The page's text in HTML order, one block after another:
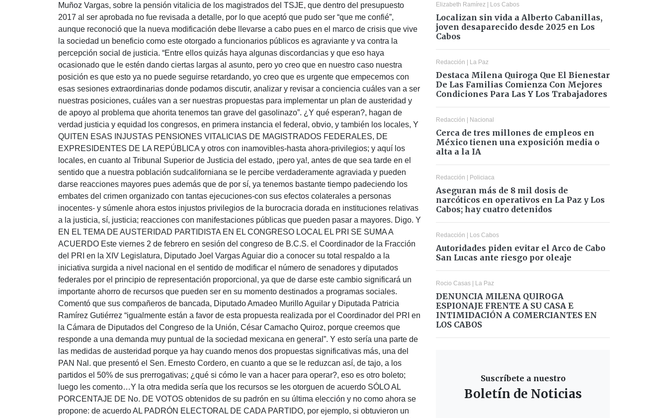
Muñoz Vargas, sobre la pensión vitalicia de los magistrados del TSJE, que dentro del presupuesto
2017 al ser aprobada no fue revisada a detalle, por lo que aceptó que pudo ser “que me confié”,
aunque reconoció que la nueva modificación debe llevarse a cabo pues en el marco de crisis que vive
la sociedad un beneficio como este otorgado a funcionarios públicos es agraviante y va contra la
percepción social de justicia. “Entre ellos quizás haya algunas discordancias y que eso haya
ocasionado que le estén dando ciertas largas al asunto, pero yo creo que en nuestro caso nuestra
posición es que esto ya no puede seguirse retardando, yo creo que es urgente que empecemos con
esas sesiones extraordinarias donde podamos discutir, analizar y revisar a conciencia cuáles van a ser
nuestras posiciones, cuáles van a ser nuestras propuestas para implementar un plan de austeridad y
de apoyo al problema que ahorita tenemos tan grave del gasolinazo”. ¿Y qué esperan?, hagan de
verdad justicia y equidad los congresos, en primera instancia el federal, obvio, y también los locales, Y
QUITEN ESAS INJUSTAS PENSIONES VITALICIAS DE MAGISTRADOS FEDERALES, DE
EXPRESIDENTES DE LA REPÚBLICA y otros con inamovibles-hasta ahora-privilegios; y aquí los
locales, en cuanto al Tribunal Superior de Justicia del estado, ¡pero ya!, antes de que sea tarde en el
sentido que a nuestra población sudcaliforniana se le percibe verdaderamente agraviada y pueden
darse reacciones mayores pues además que de por sí, ya tenemos bastante tiempo padeciendo los
embates del crimen organizado con tantas ejecuciones-con sus efectos colaterales a personas
inocentes- y súmenle ahora estos injustos privilegios de la burocracia dorada en instituciones relativas
a la justicia, sí, justicia; reacciones con manifestaciones públicas que pueden pasar a mayores. Digo. Y
EN EL TEMA DE AUSTERIDAD PARTIDISTA EN EL CONGRESO LOCAL EL PRI SE SUMA A
ACUERDO Este viernes 2 de febrero en sesión del congreso de B.C.S. el Coordinador de la Fracción
del PRI en la XIV Legislatura, Diputado Joel Vargas Aguiar dio a conocer su total respaldo a la
iniciativa surgida a nivel nacional en el sentido de modificar el número de senadores y diputados
federales por el principio de representación proporcional, ya que de darse este cambio significará un
importante ahorro de recursos que pueden ser en su momento destinados a programas sociales.
Comentó que sus compañeros de bancada, Diputado Amadeo Murillo Aguilar y Diputada Patricia
Ramírez Gutiérrez “igualmente están a favor de esta propuesta realizada por el Coordinador del PRI en
la Cámara de Diputados del Congreso de la Unión, César Camacho Quiroz, porque creemos que
responde a una demanda muy puntual de la sociedad mexicana en general”. Y esto sería una parte de
las medidas de austeridad porque ya hay cuando menos dos propuestas significativas más, una del
PAN Nal. que presentó el Sen. Ernesto Cordero, en cuanto a que se le reduzcan así, de tajo, a los
partidos el 50% de sus prerrogativas; ¿qué si cómo le van a hacer para operar?, eso es otro boleto;
luego les comento…Y la otra medida sería que los recursos se les otorguen de acuerdo SÓLO AL
PORCENTAJE DE No. DE VOTOS obtenidos de su padrón en su última elección y no como ahora se
propone: de acuerdo AL PADRÓN ELECTORAL DE CADA PARTIDO, por ejemplo, si obtuvieron un
Elizabeth Ramírez | Los Cabos
Localizan sin vida a Alberto Cabanillas,
joven desaparecido desde 2025 en Los
Cabos
Redacción | La Paz
Destaca Milena Quiroga Que El Bienestar
De Las Familias Comienza Con Mejores
Condiciones Para Las Y Los Trabajadores
Redacción | Nacional
Cerca de tres millones de empleos en
México tienen una exposición media o
alta a la IA
Redacción | Policiaca
Aseguran más de 8 mil dosis de
narcóticos en operativos en La Paz y Los
Cabos; hay cuatro detenidos
Redacción | Los Cabos
Autoridades piden evitar el Arco de Cabo
San Lucas ante riesgo por oleaje
Rocio Casas | La Paz
DENUNCIA MILENA QUIROGA
ESPIONAJE FRENTE A SU CASA E
INTIMIDACIÓN A COMERCIANTES EN
LOS CABOS
Suscríbete a nuestro
Boletín de Noticias